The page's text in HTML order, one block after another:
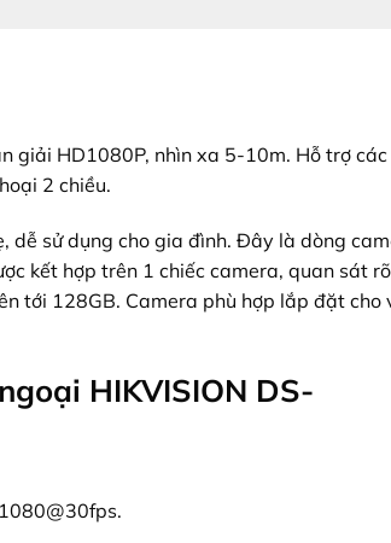
giải HD1080P, nhìn xa 5-10m. Hỗ trợ
2 chiều.
dễ sử dụng cho gia đình. Đây là dòng
kết hợp trên 1 chiếc camera, quan sát rõ
tới 128GB. Camera phù hợp lắp đặt cho
HIKVISION DS-